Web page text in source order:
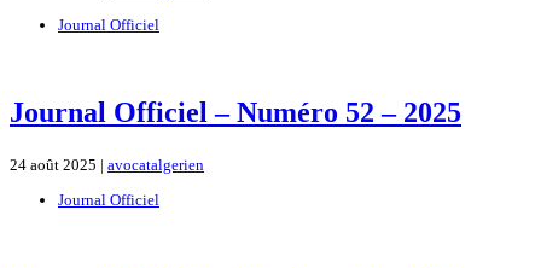
Journal Officiel
Journal Officiel – Numéro 52 – 2025
24 août 2025 | avocatalgerien
Journal Officiel